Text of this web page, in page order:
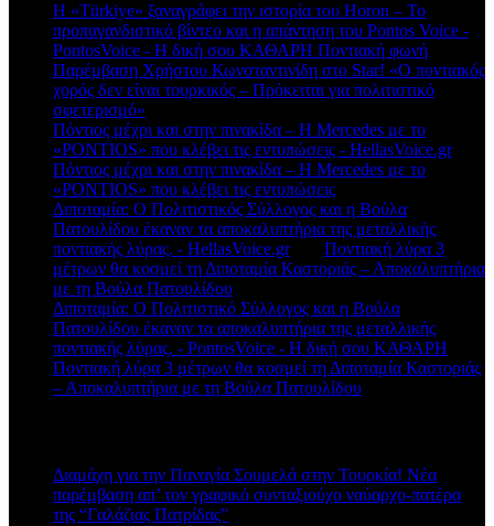
Η «Türkiye» ξαναγράφει την ιστορία του Horon – Το
προπαγανδιστικό βίντεο και η απάντηση του Pontos Voice -
PontosVoice - H δική σου ΚΑΘΑΡΗ Ποντιακή φωνή
Παρέμβαση Χρήστου Κωνσταντινίδη στο Star! «Ο ποντιακός
χορός δεν είναι τουρκικός – Πρόκειται για πολιτιστικό
σφετερισμό»
Πόντιος μέχρι και στην πινακίδα – Η Mercedes με το
«PONTIOS» που κλέβει τις εντυπώσεις - HellasVoice.grστο
Πόντιος μέχρι και στην πινακίδα – Η Mercedes με το
«PONTIOS» που κλέβει τις εντυπώσεις
Διποταμία: Ο Πολιτιστικός Σύλλογος και η Βούλα
Πατουλίδου έκαναν τα αποκαλυπτήρια της μεταλλικής
ποντιακής λύρας. - HellasVoice.grστο Ποντιακή λύρα 3
μέτρων θα κοσμεί τη Διποταμία Καστοριάς – Αποκαλυπτήρια
με τη Βούλα Πατουλίδου
Διποταμία: Ο Πολιτιστικό Σύλλογος και η Βούλα
Πατουλίδου έκαναν τα αποκαλυπτήρια της μεταλλικής
ποντιακής λύρας. - PontosVoice - H δική σου ΚΑΘΑΡΗ
Ποντιακή λύρα 3 μέτρων θα κοσμεί τη Διποταμία Καστοριάς
– Αποκαλυπτήρια με τη Βούλα Πατουλίδου
Διαμάχη για την Παναγία Σουμελά στην Τουρκία! Νέα
παρέμβαση απ’ τον γραφικό συνταξιούχο ναύαρχο-πατέρα
της “Γαλάζιας Πατρίδας”